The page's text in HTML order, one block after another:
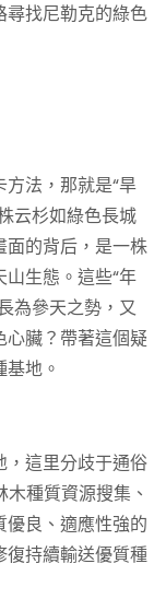
尋找尼勒克的綠色
法，那就是“旱
云杉如綠色長城
面的背后，是一株
生態。這些“年
為參天之勢，又
臟？帶著這個疑
地。
，這里分歧于通俗
種質資源搜集、
良、適應性強的
復持續輸送優質種